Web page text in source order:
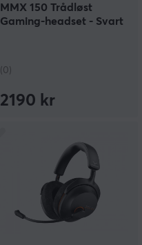
MMX 150 Trådløst
Gaming-headset - Svart
(0)
2190 kr